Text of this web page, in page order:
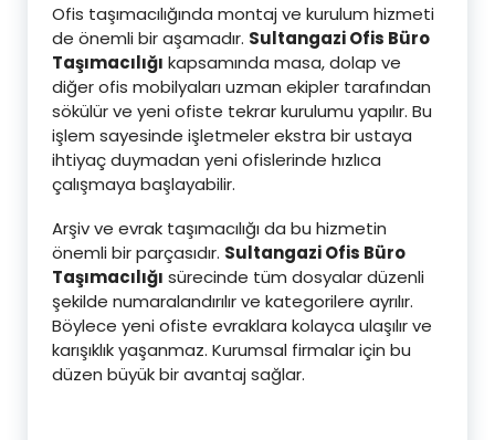
Ofis taşımacılığında montaj ve kurulum hizmeti
de önemli bir aşamadır. Sultangazi Ofis Büro
Taşımacılığı kapsamında masa, dolap ve
diğer ofis mobilyaları uzman ekipler tarafından
sökülür ve yeni ofiste tekrar kurulumu yapılır. Bu
işlem sayesinde işletmeler ekstra bir ustaya
ihtiyaç duymadan yeni ofislerinde hızlıca
çalışmaya başlayabilir.
Arşiv ve evrak taşımacılığı da bu hizmetin
önemli bir parçasıdır. Sultangazi Ofis Büro
Taşımacılığı sürecinde tüm dosyalar düzenli
şekilde numaralandırılır ve kategorilere ayrılır.
Böylece yeni ofiste evraklara kolayca ulaşılır ve
karışıklık yaşanmaz. Kurumsal firmalar için bu
düzen büyük bir avantaj sağlar.